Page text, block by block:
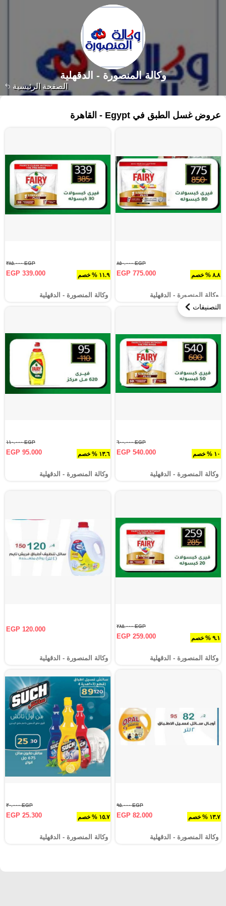
الصفحة الرئيسية
وكالة المنصورة - الدقهلية‎
التصنيفات
عروض غسل الطبق في Egypt - القاهرة
٨.٨ % خصم
EGP ٨٥٠.٠٠٠
EGP 775.000
وكالة المنصورة - الدقهلية‎
١١.٩ % خصم
EGP ٣٨٥.٠٠٠
EGP 339.000
وكالة المنصورة - الدقهلية‎
١٠ % خصم
EGP ٦٠٠.٠٠٠
EGP 540.000
وكالة المنصورة - الدقهلية‎
١٣.٦ % خصم
EGP ١١٠.٠٠٠
EGP 95.000
وكالة المنصورة - الدقهلية‎
٩.١ % خصم
EGP ٢٨٥.٠٠٠
EGP 259.000
وكالة المنصورة - الدقهلية‎
EGP 120.000
وكالة المنصورة - الدقهلية‎
١٣.٧ % خصم
EGP ٩٥.٠٠٠
EGP 82.000
وكالة المنصورة - الدقهلية‎
١٥.٧ % خصم
EGP ٣٠.٠٠٠
EGP 25.300
وكالة المنصورة - الدقهلية‎